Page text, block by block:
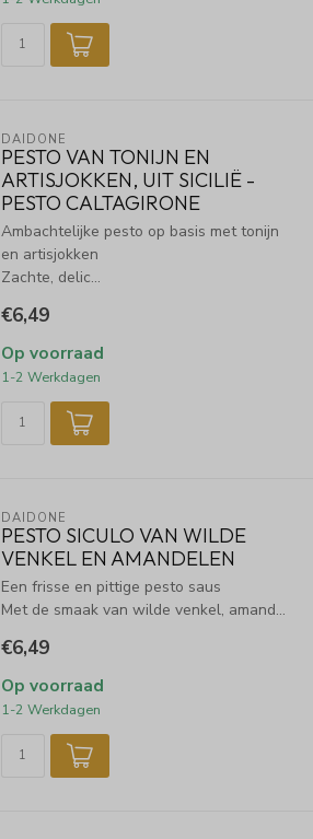
DAIDONE
PESTO VAN TONIJN EN
ARTISJOKKEN, UIT SICILIË -
PESTO CALTAGIRONE
Ambachtelijke pesto op basis met tonijn
en artisjokken
Zachte, delic...
€6,49
Op voorraad
1-2 Werkdagen
DAIDONE
PESTO SICULO VAN WILDE
VENKEL EN AMANDELEN
Een frisse en pittige pesto saus
Met de smaak van wilde venkel, amand...
€6,49
Op voorraad
1-2 Werkdagen